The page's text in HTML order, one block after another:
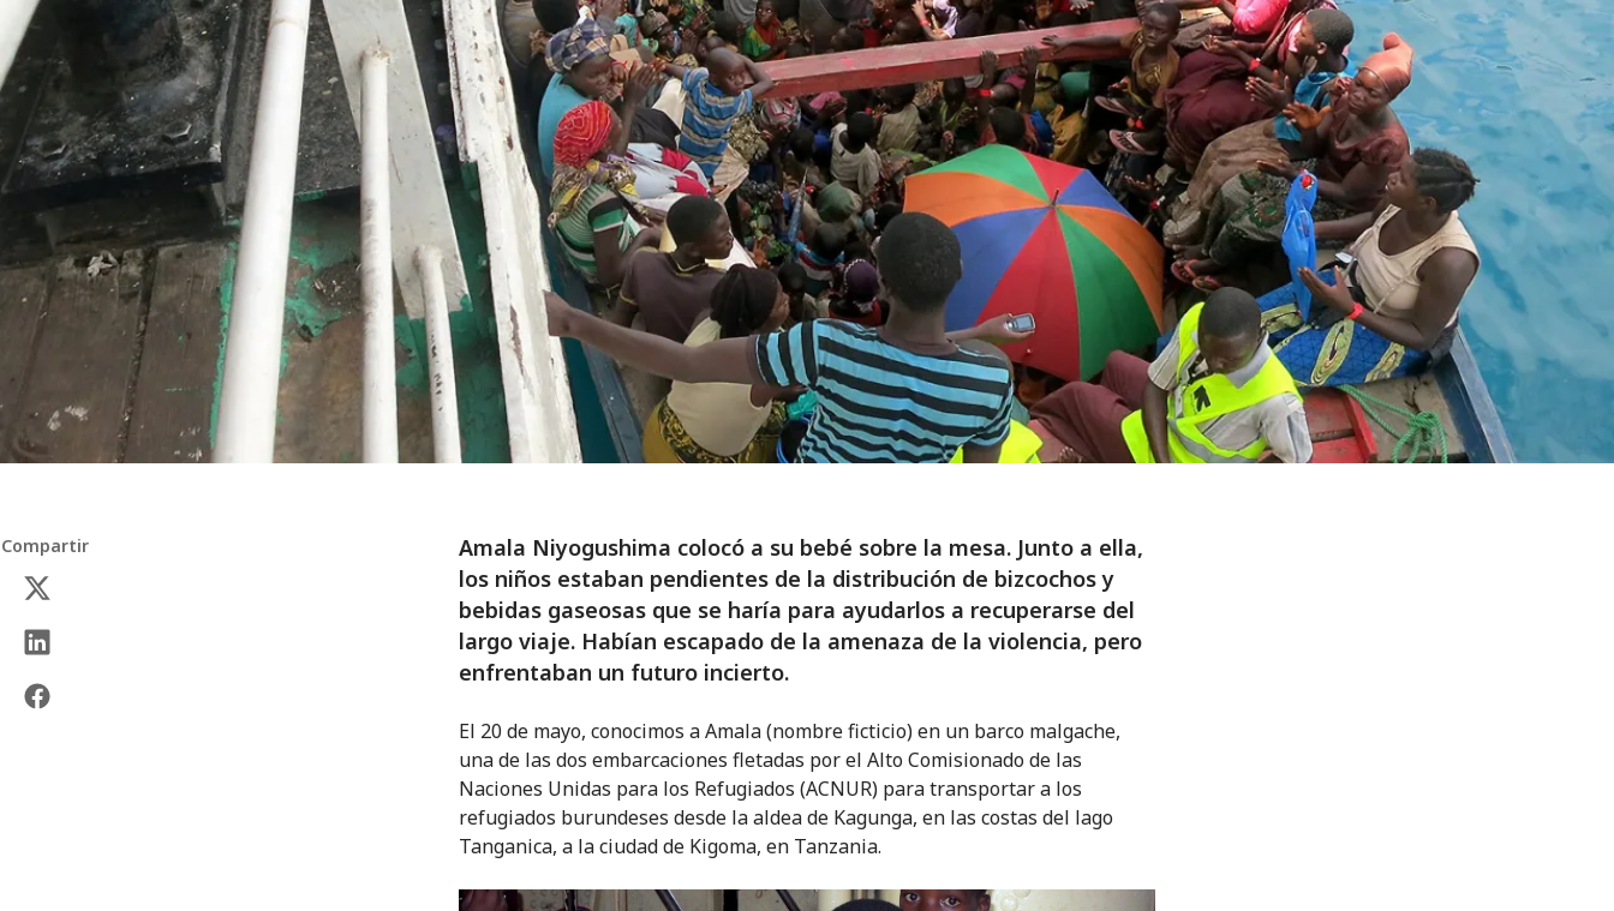
Compartir
Amala Niyogushima colocó a su bebé sobre la mesa. Junto a ella,
los niños estaban pendientes de la distribución de bizcochos y
bebidas gaseosas que se haría para ayudarlos a recuperarse del
largo viaje. Habían escapado de la amenaza de la violencia, pero
enfrentaban un futuro incierto.
El 20 de mayo, conocimos a Amala (nombre ficticio) en un barco malgache,
una de las dos embarcaciones fletadas por el Alto Comisionado de las
Naciones Unidas para los Refugiados (ACNUR) para transportar a los
refugiados burundeses desde la aldea de Kagunga, en las costas del lago
Tanganica, a la ciudad de Kigoma, en Tanzania.